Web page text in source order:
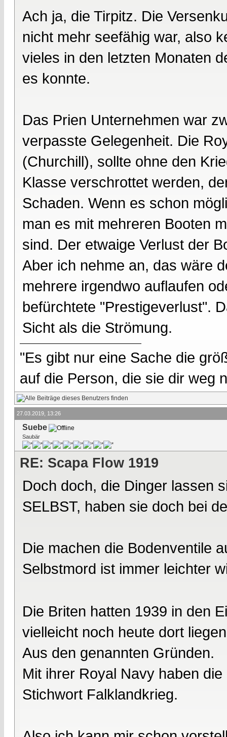
Ach ja, die Tirpitz. Die
nicht mehr seefähig war, also
vieles in den letzten Monaten
es konnte.
Das Prien Unternehmen war
verpasste Gelegenheit. Die
(Churchill), sollte ohne den
Klasse verschrottet werden,
Schaden. Wenn es schon
man es mit mehreren Booten
sind. Der etwaige Verlust der
Aber ich nehme an, das wäre
mehrere irgendwo auflaufen
befürchtete "Prestigeverlust".
Sicht als die Strömung.
"Es gibt nur eine Sache die
auf die Person, die sie dir weg
27.03.2019, 13:26
Suebe
Saubär
RE: Scapa Flow 1919
Doch doch, die Dinger lassen
SELBST, haben sie doch bei
Die machen die Bodenventile
Selbstmord ist immer leichter
Die Briten hatten 1939 in den
vielleicht noch heute dort
Aus den genannten Gründen.
Mit ihrer Royal Navy haben
Stichwort Falklandkrieg.